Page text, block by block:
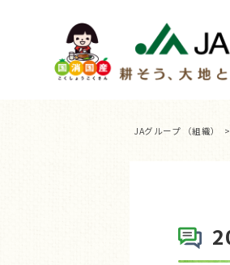
JAグループ （組織）